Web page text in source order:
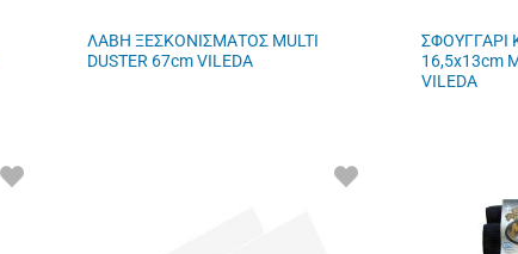
ΛΑΒΗ ΞΕΣΚΟΝΙΣΜΑΤΟΣ MULTI
DUSTER 67cm VILEDA
ΣΦΟΥΓΓΑΡΙ
16,5x13cm
VILEDA
ΠΡΟΣΘΗΚΗ
ΠΡΟΣΘΗΚΗ